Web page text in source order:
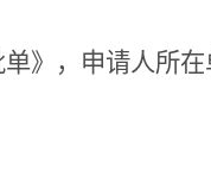
》，申请人所在